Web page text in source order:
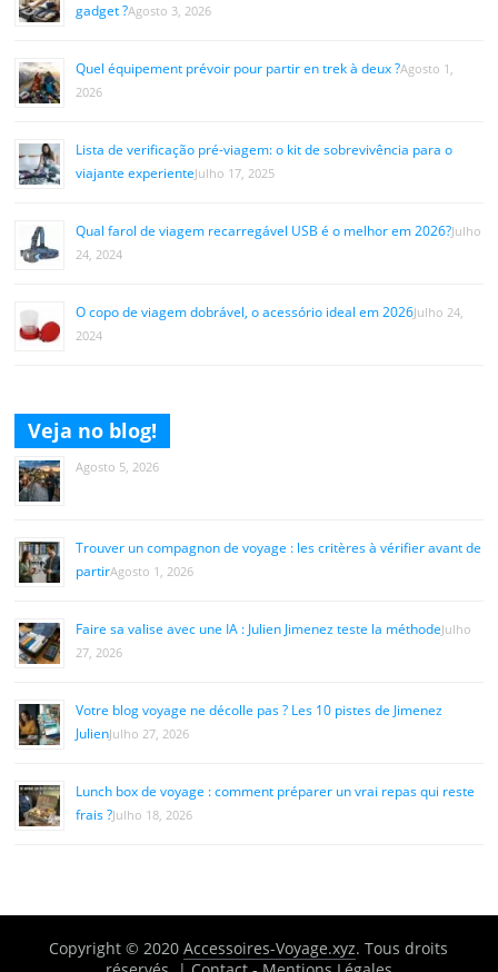
gadget ?Agosto 3, 2026
Quel équipement prévoir pour partir en trek à deux ?Agosto 1,
2026
Lista de verificação pré-viagem: o kit de sobrevivência para o
viajante experienteJulho 17, 2025
Qual farol de viagem recarregável USB é o melhor em 2026?Julho
24, 2024
O copo de viagem dobrável, o acessório ideal em 2026Julho 24,
2024
Veja no blog!
Agosto 5, 2026
Trouver un compagnon de voyage : les critères à vérifier avant de
partirAgosto 1, 2026
Faire sa valise avec une IA : Julien Jimenez teste la méthodeJulho
27, 2026
Votre blog voyage ne décolle pas ? Les 10 pistes de Jimenez
JulienJulho 27, 2026
Lunch box de voyage : comment préparer un vrai repas qui reste
frais ?Julho 18, 2026
Copyright © 2020Accessoires-Voyage.xyz. Tous droits